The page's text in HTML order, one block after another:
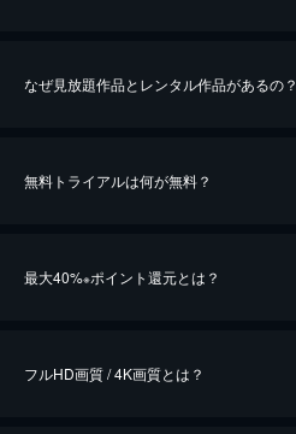
なぜ見放題作品とレンタル作品があるの？
無料トライアルは何が無料？
最大40%※ポイント還元とは？
フルHD画質 / 4K画質とは？